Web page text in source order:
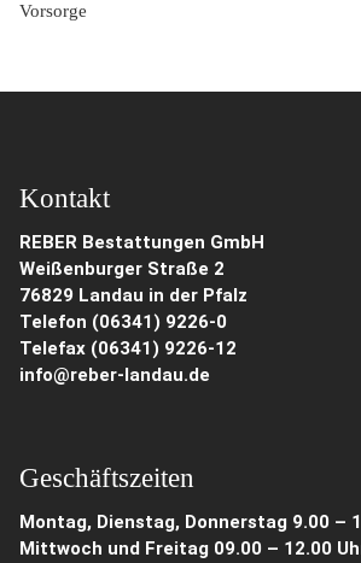
Vorsorge
Kontakt
REBER Bestattungen GmbH
Weißenburger Straße 2
76829 Landau in der Pfalz
Telefon (06341) 9226-0
Telefax (06341) 9226-12
info@reber-landau.de
Geschäftszeiten
Montag, Dienstag, Donnerstag 9.00 –
Mittwoch und Freitag 09.00 – 12.00